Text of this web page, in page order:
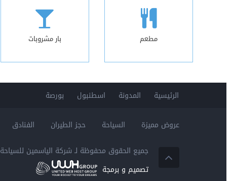
مطعم بار مشروبات
الرئيسية المدونة اسطنبول بورصة
عروض مميزة السياحة حجز الطيران الفنادق
جميع الحقوق محفوظة لـ شركة الياسمين للسياحة
تصميم و برمجة